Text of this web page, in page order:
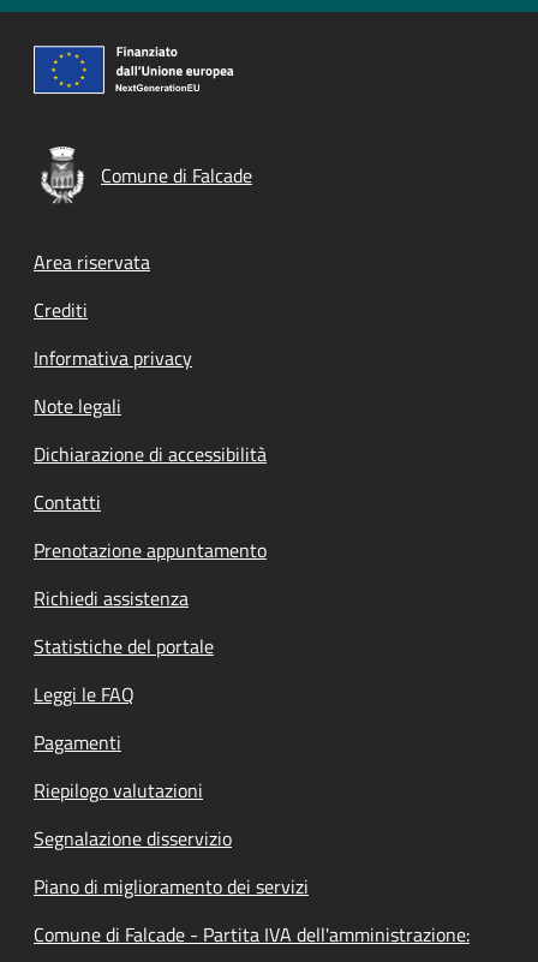
Comune di Falcade
Footer menu
Area riservata
Crediti
Informativa privacy
Note legali
Dichiarazione di accessibilità
Contatti
Prenotazione appuntamento
Richiedi assistenza
Statistiche del portale
Leggi le FAQ
Pagamenti
Riepilogo valutazioni
Segnalazione disservizio
Piano di miglioramento dei servizi
Comune di Falcade - Partita IVA dell'amministrazione: